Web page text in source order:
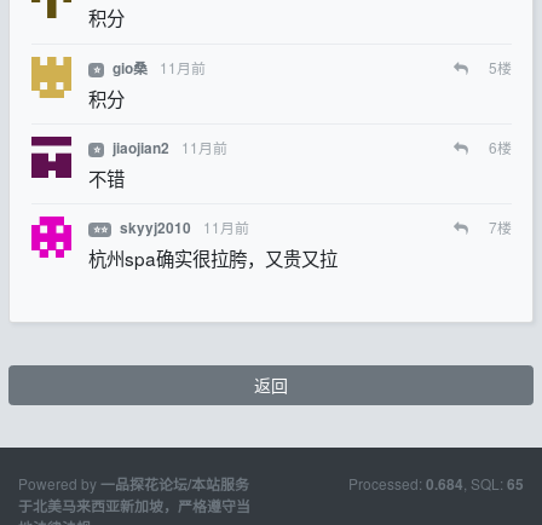
积分
⭐ gio桑 11月前 5楼
积分
⭐ jiaojian2 11月前 6楼
不错
⭐⭐ skyyj2010 11月前 7楼
杭州spa确实很拉胯，又贵又拉
返回
Powered by一品探花论坛/本站服务
于北美马来西亚新加坡，严格遵守当
Processed: 0.684, SQL: 65